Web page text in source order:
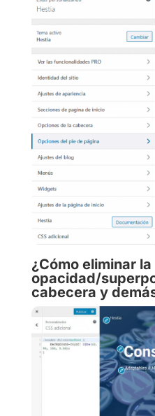
¿Cómo eliminar la
opacidad/
cabecera y